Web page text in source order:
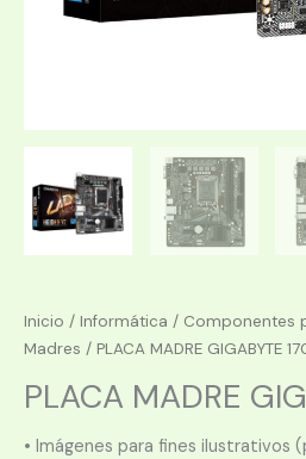
Inicio / Informática / Componentes
Madres / PLACA MADRE GIGABYTE
PLACA MADRE
• Imágenes para fines ilustrativos